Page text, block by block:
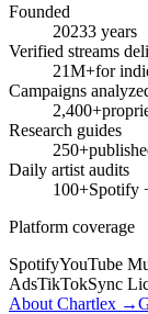
Founded
20233 years
Verified streams
21M+for
Campaigns
2,400+
Research guides
250+
Daily artist audits
100+Spotify
Platform coverage
SpotifyYouTube
AdsTikTokSync
About Chartlex →